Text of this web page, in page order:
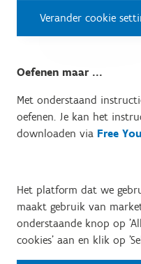
Verander cookie
Oefenen maar ...
Met onderstaand
oefenen. Je kan het
downloaden via Free
Het platform dat we
maakt gebruik van
onderstaande knop op
cookies' aan en klik op